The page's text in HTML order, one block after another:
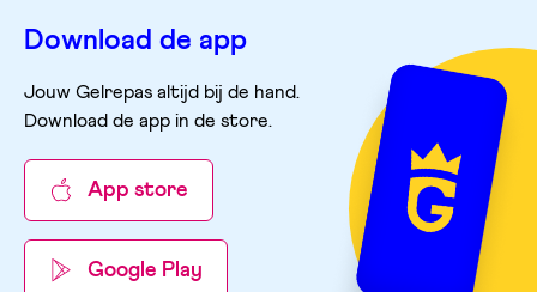
Download de app
Jouw Gelrepas altijd bij de hand.
Download de app in de store.
App store
Google Play